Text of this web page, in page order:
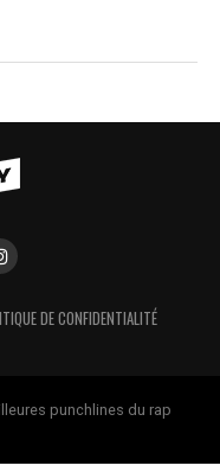
DE CONFIDENTIALITÉ
punchlines du rap